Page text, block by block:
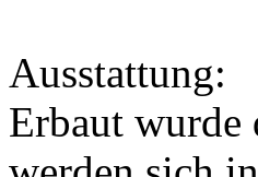
Ausstattung:
Erbaut wurde